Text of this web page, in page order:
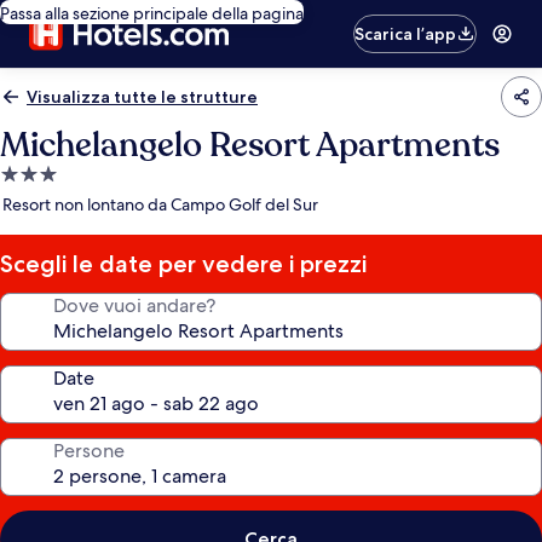
Passa alla sezione principale della pagina
Scarica l’app
Visualizza tutte le strutture
Michelangelo Resort Apartments
Struttura
a
stelle
Resort non lontano da Campo Golf del Sur
Scegli le date per vedere i prezzi
Dove vuoi andare?
Date
Persone